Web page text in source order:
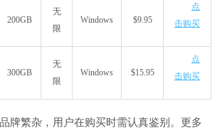
200GB
无
限
Windows $9.95
点
击购买
300GB
无
限
Windows $15.95
点
击购买
牌繁杂，用户在购买时需认真鉴别。更多